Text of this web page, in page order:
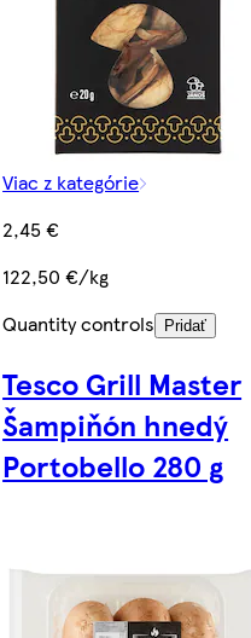
Viac z kategórie
2,45 €
122,50 €/kg
Quantity controls
Pridať
Tesco Grill Master
Šampiňón hnedý
Portobello 280 g